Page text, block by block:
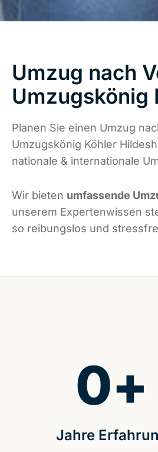
Umzug nach
Umzugskönig
Planen Sie einen Umzug
Umzugskönig Köhler
nationale & internationale
Wir bieten umfassende
unserem Expertenwissen
so reibungslos und
Jahre
0+